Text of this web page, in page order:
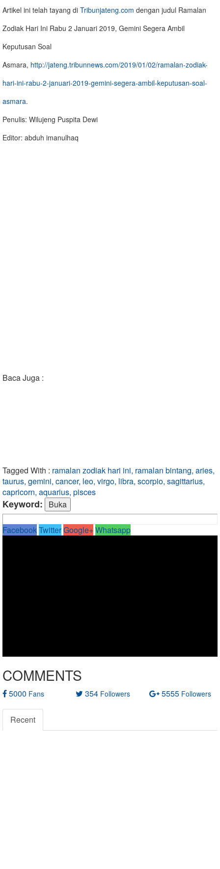
Artikel ini telah tayang di Tribunjateng.com dengan judul Ramalan
Zodiak Hari Ini Rabu 2 Januari 2019, Gemini Segera Ambil
Keputusan Soal
Asmara, http://jateng.tribunnews.com/2019/01/02/ramalan-zodiak-
hari-ini-rabu-2-januari-2019-gemini-segera-ambil-keputusan-soal-
asmara.
Penulis: Wilujeng Puspita Dewi
Editor: abduh imanulhaq
Baca Juga :
Tagged With : ramalan zodiak hari ini, ramalan bintang, aries,
taurus, gemini, cancer, leo, virgo, libra, scorpio, sagittarius,
capricorn, aquarius, pisces
Keyword:
FacebookTwitterGoogle+Whatsapp
COMMENTS
5000 Fans 354 Followers 5555 Followers
Recent